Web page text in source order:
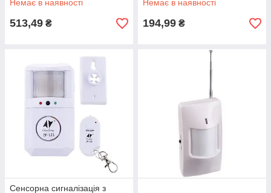
Немає в наявності
513,49 ₴
Немає в наявності
194,99 ₴
Сенсорна сигналізація з